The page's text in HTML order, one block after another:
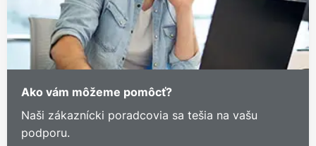
Ako vám môžeme pomôcť?
Naši zákaznícki poradcovia sa tešia na vašu
podporu.